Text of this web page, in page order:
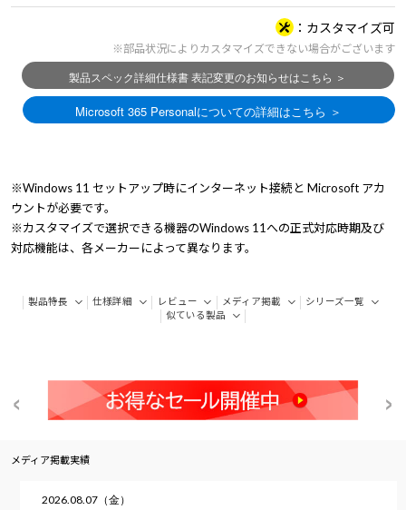
カスタマイズ可
※部品状況によりカスタマイズできない場合がございます
※Windows 11 セットアップ時にインターネット接続と Microsoft アカ
ウントが必要です。
※カスタマイズで選択できる機器のWindows 11への正式対応時期及び
対応機能は、各メーカーによって異なります。
製品特長 仕様詳細 レビュー メディア掲載
シリーズ一覧
似ている製品
メディア掲載実績
2026.08.07（金）